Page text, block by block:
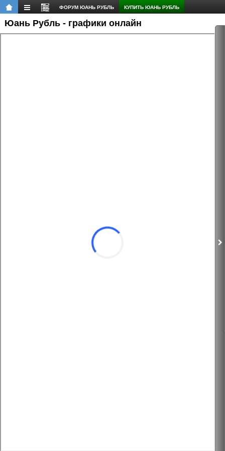
ФОРУМ ЮАНЬ РУБЛЬ КУПИТЬ ЮАНЬ РУБЛЬ
Юань Рубль - графики онлайн